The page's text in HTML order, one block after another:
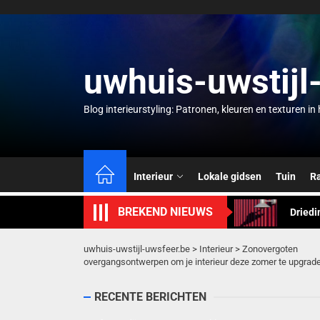
uwhuis-
Blog interieurstyling: Patronen, kleuren en texturen in
Interieur Lokale gidsen Tuin
BREKEND NIEUWS
uwhuis-uwstijl-uwsfeer.be > Interieur> Zonovergoten
overgangsontwerpen om je interieur deze zomer te
RECENTE BERICHTEN